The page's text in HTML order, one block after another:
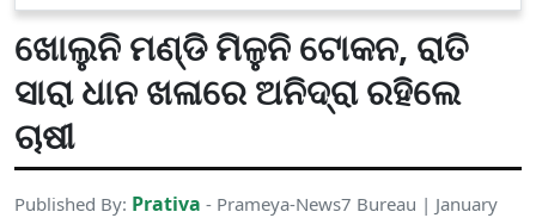
ଖୋଲୁନି ମଣ୍ଡି ମିଳୁନି ଟୋକନ, ରାତି
ସାରା ଧାନ ଖଳାରେ ଅନିଦ୍ରା ରହିଲେ
ଚାଷୀ
Published By: Prativa - Prameya-News7 Bureau | January